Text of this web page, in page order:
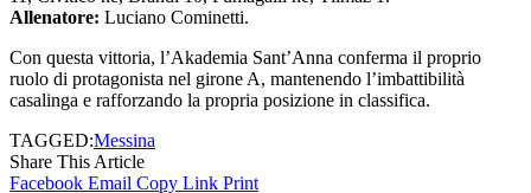
Allenatore: Luciano Cominetti.
Con questa vittoria, l’Akademia Sant’Anna conferma il proprio
ruolo di protagonista nel girone A, mantenendo l’imbattibilità
casalinga e rafforzando la propria posizione in classifica.
TAGGED:Messina
Share This Article
Facebook Email Copy Link Print